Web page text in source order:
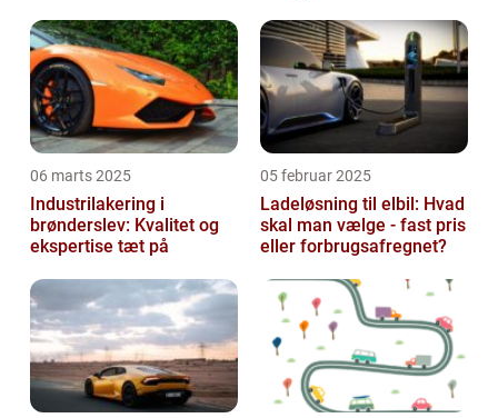
06 marts 2025
Industrilakering i
brønderslev: Kvalitet og
ekspertise tæt på
05 februar 2025
Ladeløsning til elbil: Hvad
skal man vælge - fast pris
eller forbrugsafregnet?